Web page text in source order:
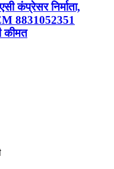
कंप्रेसर निर्माता,
8831052351
कीमत